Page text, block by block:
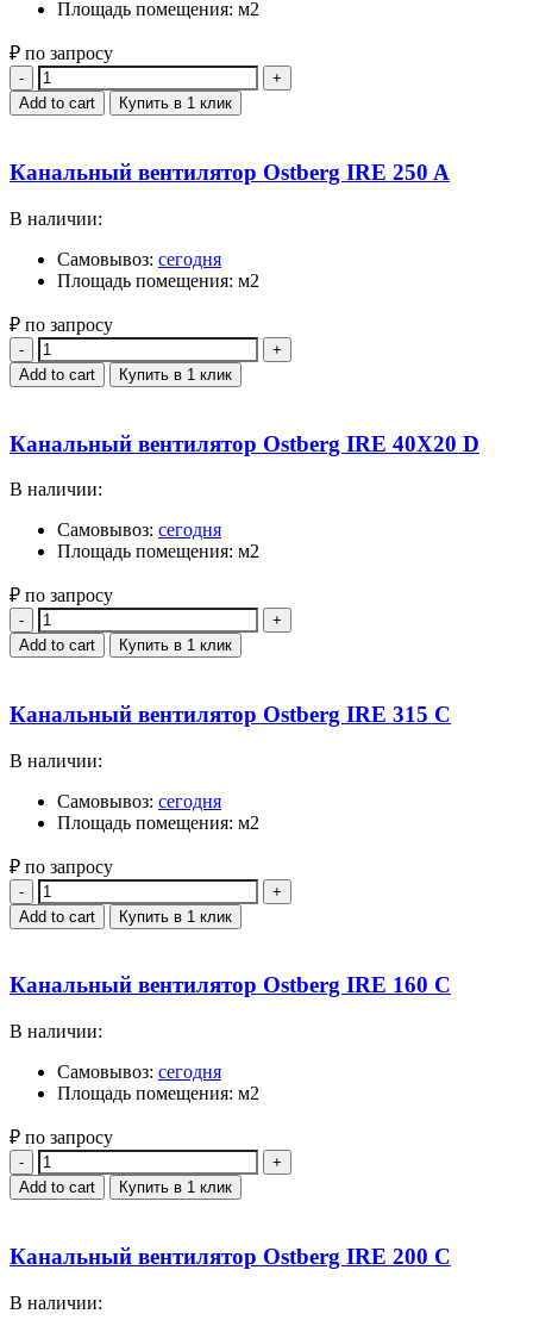
Площадь помещения: м2
₽ по запросу
Quantity
Add to cart Купить в 1 клик
Канальный вентилятор Ostberg IRE 250 A
В наличии:
Самовывоз: сегодня
Площадь помещения: м2
₽ по запросу
Quantity
Add to cart Купить в 1 клик
Канальный вентилятор Ostberg IRE 40X20 D
В наличии:
Самовывоз: сегодня
Площадь помещения: м2
₽ по запросу
Quantity
Add to cart Купить в 1 клик
Канальный вентилятор Ostberg IRE 315 C
В наличии:
Самовывоз: сегодня
Площадь помещения: м2
₽ по запросу
Quantity
Add to cart Купить в 1 клик
Канальный вентилятор Ostberg IRE 160 C
В наличии:
Самовывоз: сегодня
Площадь помещения: м2
₽ по запросу
Quantity
Add to cart Купить в 1 клик
Канальный вентилятор Ostberg IRE 200 C
В наличии: